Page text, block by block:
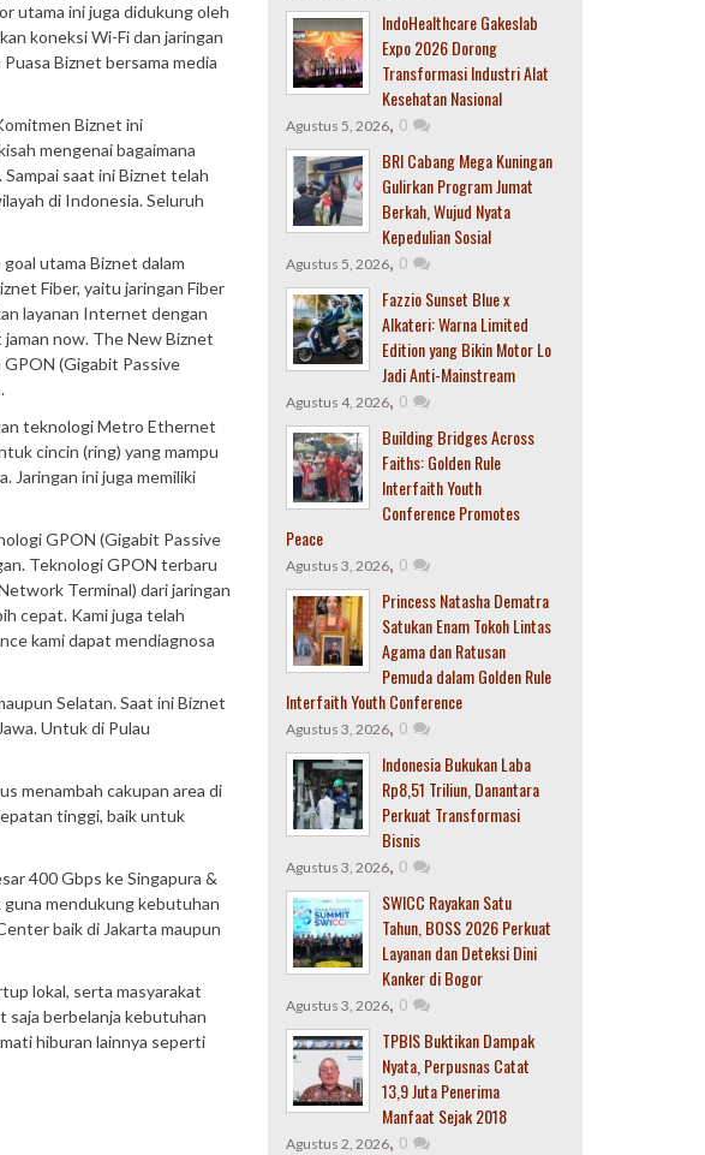
utama ini juga didukung oleh
koneksi Wi-Fi dan jaringan
Biznet bersama media
Biznet ini
mengenai bagaimana
saat ini Biznet telah
di Indonesia. Seluruh
utama Biznet dalam
Fiber, yaitu jaringan Fiber
layanan Internet dengan
now. The New Biznet
(Gigabit Passive
teknologi Metro Ethernet
cincin (ring) yang mampu
Jaringan ini juga memiliki
GPON (Gigabit Passive
Teknologi GPON terbaru
Terminal) dari jaringan
cepat. Kami juga telah
kami dapat mendiagnosa
Selatan. Saat ini Biznet
Untuk di Pulau
menambah cakupan area di
tinggi, baik untuk
400 Gbps ke Singapura &
mendukung kebutuhan
baik di Jakarta maupun
lokal, serta masyarakat
saja berbelanja kebutuhan
hiburan lainnya seperti
IndoHealthcare Gakeslab
Expo 2026 Dorong
Transformasi Industri Alat
Kesehatan Nasional
Agustus 5, 2026, 0
BRI Cabang Mega Kuningan
Gulirkan Program Jumat
Berkah, Wujud Nyata
Kepedulian Sosial
Agustus 5, 2026, 0
Fazzio Sunset Blue x
Alkateri: Warna Limited
Edition yang Bikin Motor Lo
Jadi Anti-Mainstream
Agustus 4, 2026, 0
Building Bridges Across
Faiths: Golden Rule
Interfaith Youth
Conference Promotes
Peace
Agustus 3, 2026, 0
Princess Natasha Dematra
Satukan Enam Tokoh Lintas
Agama dan Ratusan
Pemuda dalam Golden Rule
Interfaith Youth Conference
Agustus 3, 2026, 0
Indonesia Bukukan Laba
Rp8,51 Triliun, Danantara
Perkuat Transformasi
Bisnis
Agustus 3, 2026, 0
SWICC Rayakan Satu
Tahun, BOSS 2026 Perkuat
Layanan dan Deteksi Dini
Kanker di Bogor
Agustus 3, 2026, 0
TPBIS Buktikan Dampak
Nyata, Perpusnas Catat
13,9 Juta Penerima
Manfaat Sejak 2018
Agustus 2, 2026, 0